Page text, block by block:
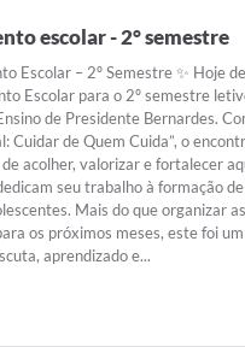
escolar - 2° semestre
Escolar – 2º Semestre ✨ Hoje
Escolar para o 2º semestre
de Presidente Bernardes.
Cuidar de Quem Cuida”, o
acolher, valorizar e fortalecer
seu trabalho à formação de
Mais do que organizar
os próximos meses, este foi
aprendizado e...